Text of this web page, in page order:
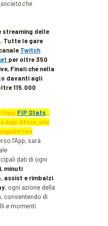
che
delle
Tutte le gare
Twitch
per oltre 350
Finali che nella
davanti agli
115.000
FIP Stats.,
App Store, che
live
l’App, sarà
dati di ogni
minuti
assist e rimbalzi.
, ogni azione della
consentendo di
e momenti